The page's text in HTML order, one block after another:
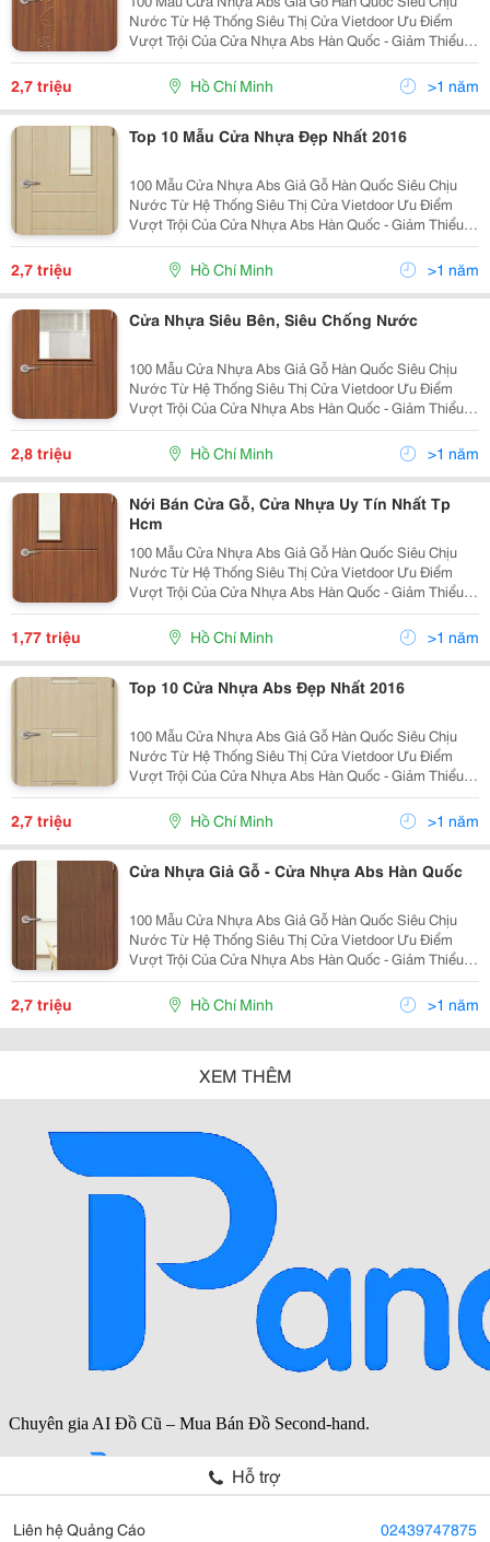
Nước Từ Hệ Thống Siêu Thị Cửa Vietdoor Ưu Điểm
Vượt Trội Của Cửa Nhựa Abs Hàn Quốc - Giảm Thiểu
Được Lo Ngại Về Việc Hoa Văn Của Cánh Cửa Bị Bong
Ra Khỏi Bề Mặt Cửa Trong Quá Trình Sử Dụng, Có T
2,7 triệu Hồ Chí Minh >1 năm
Top 10 Mẫu Cửa Nhựa Đẹp Nhất 2016
100 Mẫu Cửa Nhựa Abs Giả Gỗ Hàn Quốc Siêu Chịu
Nước Từ Hệ Thống Siêu Thị Cửa Vietdoor Ưu Điểm
Vượt Trội Của Cửa Nhựa Abs Hàn Quốc - Giảm Thiểu
Được Lo Ngại Về Việc Hoa Văn Của Cánh Cửa Bị Bong
Ra Khỏi Bề Mặt Cửa Trong Quá Trình Sử Dụng, Có T
2,7 triệu Hồ Chí Minh >1 năm
Cửa Nhựa Siêu Bên, Siêu Chống Nước
100 Mẫu Cửa Nhựa Abs Giả Gỗ Hàn Quốc Siêu Chịu
Nước Từ Hệ Thống Siêu Thị Cửa Vietdoor Ưu Điểm
Vượt Trội Của Cửa Nhựa Abs Hàn Quốc - Giảm Thiểu
Được Lo Ngại Về Việc Hoa Văn Của Cánh Cửa Bị Bong
Ra Khỏi Bề Mặt Cửa Trong Quá Trình Sử Dụng, Có T
2,8 triệu Hồ Chí Minh >1 năm
Nới Bán Cửa Gỗ, Cửa Nhựa Uy Tín Nhất Tp
Hcm
100 Mẫu Cửa Nhựa Abs Giả Gỗ Hàn Quốc Siêu Chịu
Nước Từ Hệ Thống Siêu Thị Cửa Vietdoor Ưu Điểm
Vượt Trội Của Cửa Nhựa Abs Hàn Quốc - Giảm Thiểu
Được Lo Ngại Về Việc Hoa Văn Của Cánh Cửa Bị Bong
Ra Khỏi Bề Mặt Cửa Trong Quá Trình Sử Dụng, Có T
1,77 triệu Hồ Chí Minh >1 năm
Top 10 Cửa Nhựa Abs Đẹp Nhất 2016
100 Mẫu Cửa Nhựa Abs Giả Gỗ Hàn Quốc Siêu Chịu
Nước Từ Hệ Thống Siêu Thị Cửa Vietdoor Ưu Điểm
Vượt Trội Của Cửa Nhựa Abs Hàn Quốc - Giảm Thiểu
Được Lo Ngại Về Việc Hoa Văn Của Cánh Cửa Bị Bong
Ra Khỏi Bề Mặt Cửa Trong Quá Trình Sử Dụng, Có T
2,7 triệu Hồ Chí Minh >1 năm
Cửa Nhựa Giả Gỗ - Cửa Nhựa Abs Hàn Quốc
100 Mẫu Cửa Nhựa Abs Giả Gỗ Hàn Quốc Siêu Chịu
Nước Từ Hệ Thống Siêu Thị Cửa Vietdoor Ưu Điểm
Vượt Trội Của Cửa Nhựa Abs Hàn Quốc - Giảm Thiểu
Được Lo Ngại Về Việc Hoa Văn Của Cánh Cửa Bị Bong
Ra Khỏi Bề Mặt Cửa Trong Quá Trình Sử Dụng, Có T
2,7 triệu Hồ Chí Minh >1 năm
XEM THÊM
Hỗ trợ
Liên hệ Quảng Cáo 02439747875